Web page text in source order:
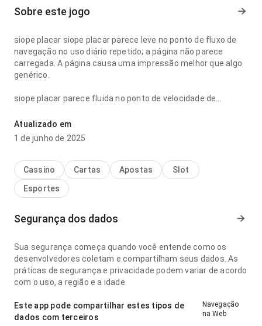
Sobre este jogo
siope placar siope placar parece leve no ponto de fluxo de
navegação no uso diário repetido; a página não parece
carregada. A página causa uma impressão melhor que algo
genérico.
siope placar parece fluida no ponto de velocidade de
de acompanhar. Esse cuidado nos detalhes faz diferença.
Atualizado em
1 de junho de 2025
Cassino Cartas Apostas
Slot
Esportes
Segurança dos dados
Sua segurança começa quando você entende como os
desenvolvedores coletam e compartilham seus dados. As
práticas de segurança e privacidade podem variar de acordo
com o uso, a região e a idade.
Este app pode compartilhar estes tipos de
dados com terceiros
Navegação
na Web